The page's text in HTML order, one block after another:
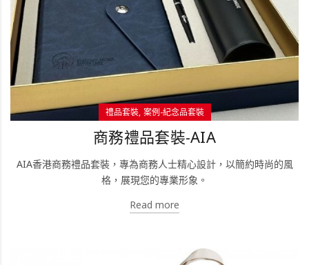
禮品套裝 案例-紀念品套裝
商務禮品套裝-AIA
AIA香港商務禮品套裝，專為商務人士精心設計，以簡約時尚的風
格，展現您的專業形象。
Read more